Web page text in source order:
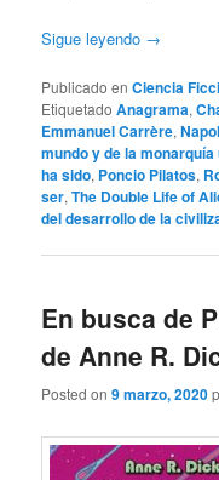
Sigue leyendo →
Publicado en Ciencia
Etiquetado Anagrama,
Emmanuel Carrère,
mundo y de la
ha sido, Poncio Pilatos,
ser,The Double Life of
del desarrollo de la
En busca de
de Anne R.
Posted on9 marzo, 2020